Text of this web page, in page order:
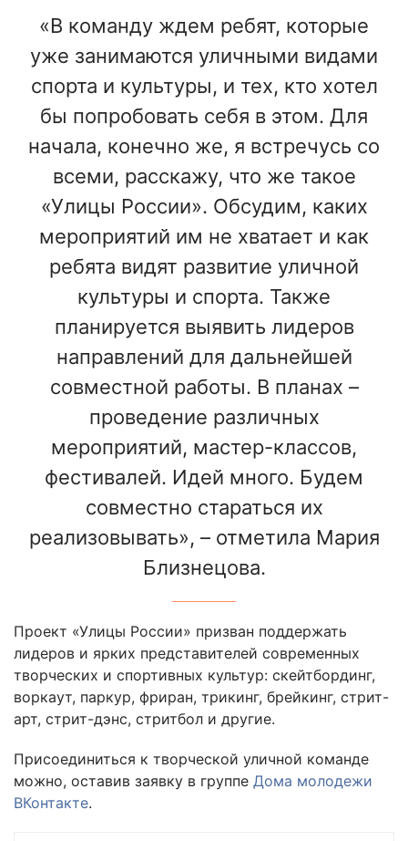
«В команду ждем ребят, которые
уже занимаются уличными видами
спорта и культуры, и тех, кто хотел
бы попробовать себя в этом. Для
начала, конечно же, я встречусь со
всеми, расскажу, что же такое
«Улицы России». Обсудим, каких
мероприятий им не хватает и как
ребята видят развитие уличной
культуры и спорта. Также
планируется выявить лидеров
направлений для дальнейшей
совместной работы. В планах –
проведение различных
мероприятий, мастер-классов,
фестивалей. Идей много. Будем
совместно стараться их
реализовывать», – отметила Мария
Близнецова.
Проект «Улицы России» призван поддержать
лидеров и ярких представителей современных
творческих и спортивных культур: скейтбординг,
воркаут, паркур, фриран, трикинг, брейкинг, стрит-
арт, стрит-дэнс, стритбол и другие.
Присоединиться к творческой уличной команде
можно, оставив заявку в группе Дома молодежи
ВКонтакте.